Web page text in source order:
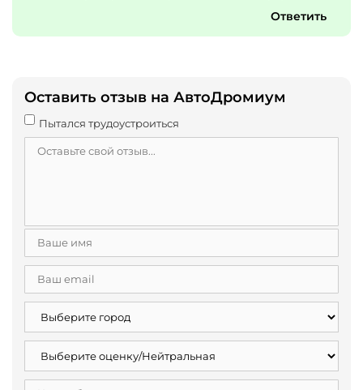
Ответить
Оставить отзыв на АвтоДромиум
Пытался трудоустроиться